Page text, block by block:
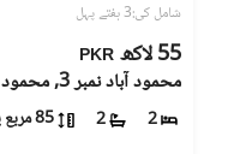
شامل کی:3 ہفتے پہل
PKR 55 لاکھ
محمود آباد نمبر 3, محمود آباد
2
2 85 مربع یارڈ